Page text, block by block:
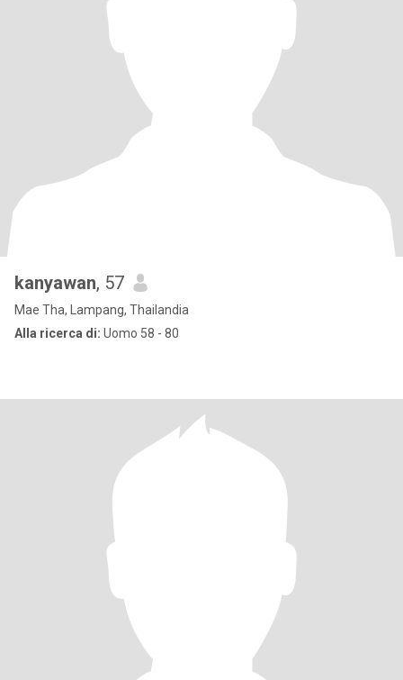
kanyawan, 57
Mae Tha, Lampang, Thailandia
Alla ricerca di: Uomo 58 - 80